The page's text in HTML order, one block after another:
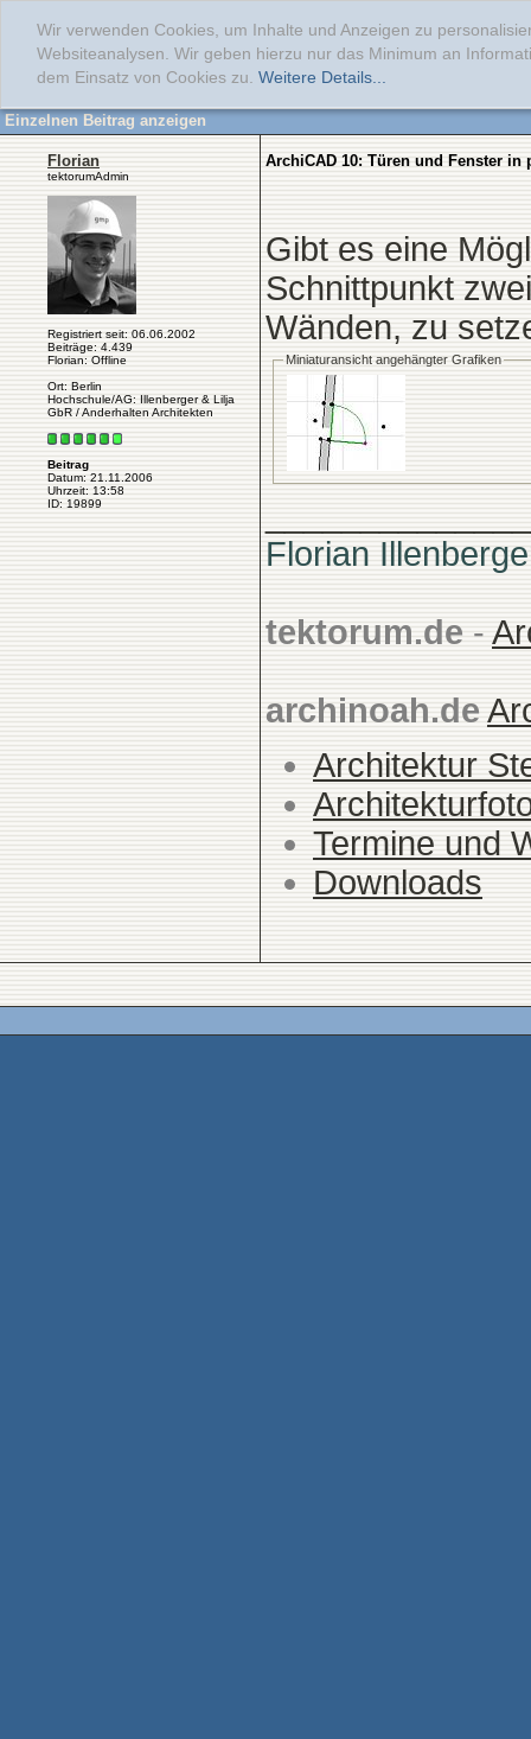
Wir verwenden Cookies, um Inhalte und Anzeigen zu
Websiteanalysen. Wir geben hierzu nur das Minimum an
dem Einsatz von Cookies zu. Weitere Details...
Einzelnen Beitrag anzeigen
Florian
tektorumAdmin
Registriert seit: 06.06.2002
Beiträge: 4.439
Florian: Offline
Ort: Berlin
Hochschule/AG: Illenberger & Lilja
GbR / Anderhalten Architekten
Beitrag
Datum: 21.11.2006
Uhrzeit: 13:58
ID: 19899
ArchiCAD 10: Türen und Fenster in
Gibt es eine
Schnittpunkt
Wänden, zu
Miniaturansicht angehängter Grafiken
Florian
tektorum.de -
archinoah.de
Architektur
Termine und
Downloads